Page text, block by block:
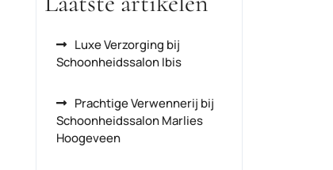
Luxe Verzorging bij
Schoonheidssalon Ibis
Prachtige Verwennerij bij
Schoonheidssalon Marlies
Hoogeveen